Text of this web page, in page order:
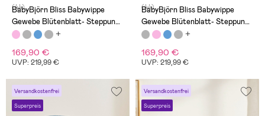
(44)
BabyBjörn Bliss Babywippe
Gewebe Blütenblatt- Steppung,
Altrosa
169,90 €
UVP: 219,99 €
(44)
BabyBjörn Bliss Babywippe
Gewebe Blütenblatt- Steppung,
Hellgrau
169,90 €
UVP: 219,99 €
Versandkostenfrei
Superpreis
Versandkostenfrei
Superpreis